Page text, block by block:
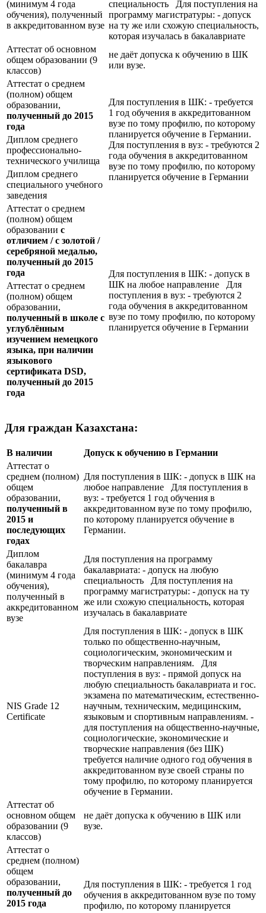
(минимум 4 года
обучения), полученный
в аккредитованном вузе
специальность Для поступления на
программу магистратуры: - допуск
на ту же или схожую специальность,
которая изучалась в бакалавриате
Аттестат об основном
общем образовании (9
классов)
не даёт допуска к обучению в ШК
или вузе.
Аттестат о среднем
(полном) общем
образовании,
полученный до 2015
года
Для поступления в ШК: - требуется
1 год обучения в аккредитованном
вузе по тому профилю, по которому
планируется обучение в Германии.
Для поступления в вуз: - требуются 2
года обучения в аккредитованном
вузе по тому профилю, по которому
планируется обучение в Германии
Диплом среднего
профессионально-
технического училища
Диплом среднего
специального учебного
заведения
Аттестат о среднем
(полном) общем
образовании с
отличием / с золотой /
серебряной медалью,
полученный до 2015
года
Для поступления в ШК: - допуск в
ШК на любое направление Для
поступления в вуз: - требуются 2
года обучения в аккредитованном
вузе по тому профилю, по которому
планируется обучение в Германии
Аттестат о среднем
(полном) общем
образовании,
полученный в школе с
углублённым
изучением немецкого
языка, при наличии
языкового
сертификата DSD,
полученный до 2015
года
Для граждан Казахстана:
В наличии
Допуск к обучению в Германии
Аттестат о
среднем (полном)
общем
образовании,
полученный в
2015 и
последующих
годах
Для поступления в ШК: - допуск в ШК на
любое направление Для поступления в
вуз: - требуется 1 год обучения в
аккредитованном вузе по тому профилю,
по которому планируется обучение в
Германии.
Диплом
бакалавра
(минимум 4 года
обучения),
полученный в
аккредитованном
вузе
Для поступления на программу
бакалавриата: - допуск на любую
специальность Для поступления на
программу магистратуры: - допуск на ту
же или схожую специальность, которая
изучалась в бакалавриате
NIS Grade 12
Certificate
Для поступления в ШК: - допуск в ШК
только по общественно-научным,
социологическим, экономическим и
творческим направлениям. Для
поступления в вуз: - прямой допуск на
любую специальность бакалавриата и гос.
экзамена по математическим, естественно-
научным, техническим, медицинским,
языковым и спортивным направлениям. -
для поступления на общественно-научные,
социологические, экономические и
творческие направления (без ШК)
требуется наличие одного год обучения в
аккредитованном вузе своей страны по
тому профилю, по которому планируется
обучение в Германии.
Аттестат об
основном общем
образовании (9
классов)
не даёт допуска к обучению в ШК или
вузе.
Аттестат о
среднем (полном)
общем
образовании,
полученный до
2015 года
Для поступления в ШК: - требуется 1 год
обучения в аккредитованном вузе по тому
профилю, по которому планируется